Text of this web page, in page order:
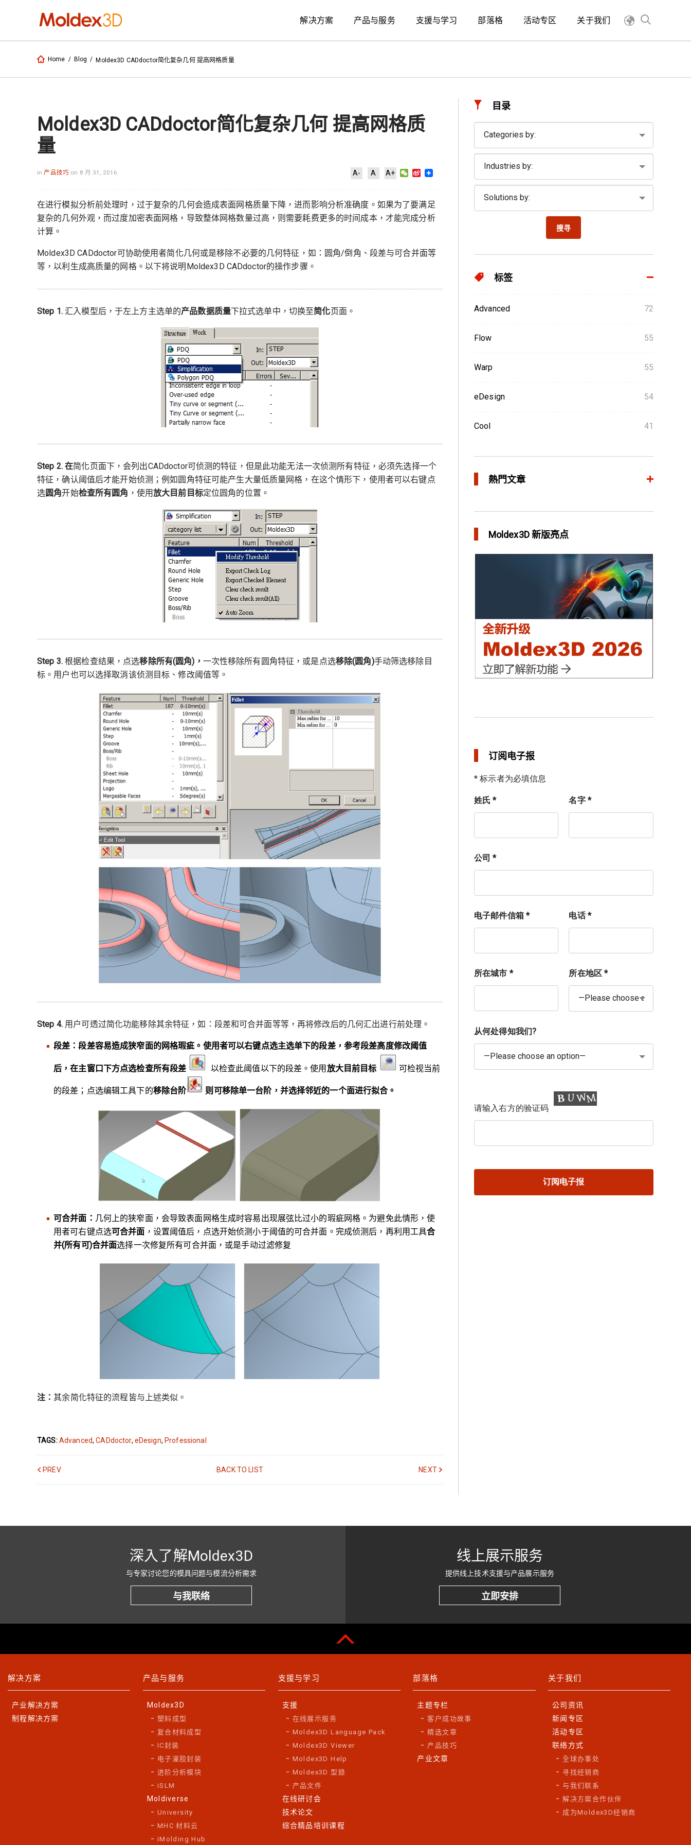
解决方案 产品与服务 支援与学习 部落格 活动专区 关于我们
Home / Blog / Moldex3D CADdoctor简化复杂几何 提高网格质量
Moldex3D CADdoctor简化复杂几何 提高网格质
量
in产品技巧 on 8 月 31, 2016 A- A A+ WeChat
Sina
在进行模拟分析前处理时，过于复杂的几何会造成表面网格质量下降，进而影响分析准确度。如果为了要满足
复杂的几何外观，而过度加密表面网格，导致整体网格数量过高，则需要耗费更多的时间成本，才能完成分析
计算。
Moldex3D CADdoctor可协助使用者简化几何或是移除不必要的几何特征，如：圆角/倒角、段差与可合并面等
等，以利生成高质量的网格。以下将说明Moldex3D CADdoctor的操作步骤。
Step 1. 汇入模型后，于左上方主选单的产品数据质量下拉式选单中，切换至简化页面。
Step 2.在简化页面下，会列出CADdoctor可侦测的特征，但是此功能无法一次侦测所有特征，必须先选择一个
特征，确认阈值后才能开始侦测；例如圆角特征可能产生大量低质量网格，在这个情形下，使用者可以右键点
选圆角开始检查所有圆角 ，使用放大目前目标定位圆角的位置。
Step 3.根据检查结果，点选移除所有(圆角) ， 一次性移除所有圆角特征，或是点选移除(圆角)手动筛选移除目
标。用户也可以选择取消该侦测目标、修改阈值等。
Step 4. 用户可透过简化功能移除其余特征，如：段差和可合并面等等，再将修改后的几何汇出进行前处理。
段差：段差容易造成狭窄面的网格瑕疵。使用者可以右键点选主选单下的段差，参考段差高度修改阈值
后，在主窗口下方点选检查所有段差 以检查此阈值以下的段差。使用 放大目前目标 可检视当前
的段差；点选编辑工具下的移除台阶 则可移除单一台阶，并选择邻近的一个面进行拟合。
可合并面： 几何上的狭窄面，会导致表面网格生成时容易出现展弦比过小的瑕疵网格。为避免此情形，使
用者可右键点选可合并面 ，设置阈值后，点选开始侦测小于阈值的可合并面。完成侦测后，再利用工具合
并(所有可)合并面选择一次修复所有可合并面，或是手动过滤修复
注：其余简化特征的流程皆与上述类似。
TAGS:Advanced,CADdoctor, eDesign,Professional
PREV BACK TO LIST NEXT
目录
搜寻
标签
Advanced 72
Flow 55
Warp 55
eDesign 54
Cool 41
熱門文章
in 焦点文章
异型水路和传统水路 差别在哪？
in 焦点文章
Moldex3D 新版亮点
订阅电子报
* 标示者为必填信息
姓氏 * 名字 *
公司 *
电子邮件信箱 * 电话 *
所在城市 * 所在地区 *
从何处得知我们?
请输入右方的验证码
深入了解Moldex3D
与专家讨论您的模具问题与模流分析需求
与我联络
线上展示服务
提供线上技术支援与产品展示服务
立即安排
解决方案
产业解决方案
制程解决方案
产品与服务
Moldex3D
塑料成型
复合材料成型
IC封装
电子灌胶封装
进阶分析模块
iSLM
Moldiverse
University
MHC 材料云
iMolding Hub
支援与学习
支援
在线展示服务
Moldex3D Language Pack
Moldex3D Viewer
Moldex3D Help
Moldex3D 型錄
产品文件
在线研讨会
技术论文
综合精品培训课程
部落格
主题专栏
客户成功故事
精选文章
产品技巧
产业文章
关于我们
公司资讯
新闻专区
活动专区
联络方式
全球办事处
寻找经销商
与我们联系
解决方案合作伙伴
成为Moldex3D经销商